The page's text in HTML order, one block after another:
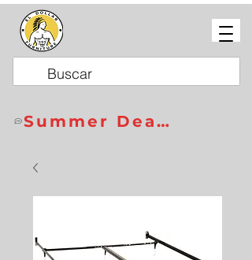
Summer Deals